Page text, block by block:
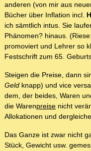
anderen (von mir aus
Bücher über Inflation incl.
ich sämtlich intus. Sie
Phänomen? hinaus.
promoviert und Lehrer so
Festschrift zum 65.
Steigen die Preise, dann
Geld knapp) und vice
dem, der beides, Waren
die Warenpreise nicht
Allokationen und
Das Ganze ist zwar nicht
Stück, Gewicht usw.